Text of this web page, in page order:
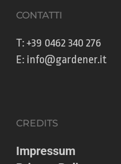
CONTATTI
T:+39 0462 340 276
E: info@gardener.it
CREDITS
Impressum